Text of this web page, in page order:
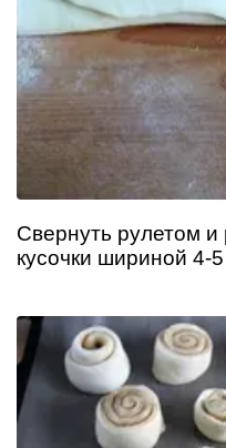
Свернуть рулетом
кусочки шириной 4-